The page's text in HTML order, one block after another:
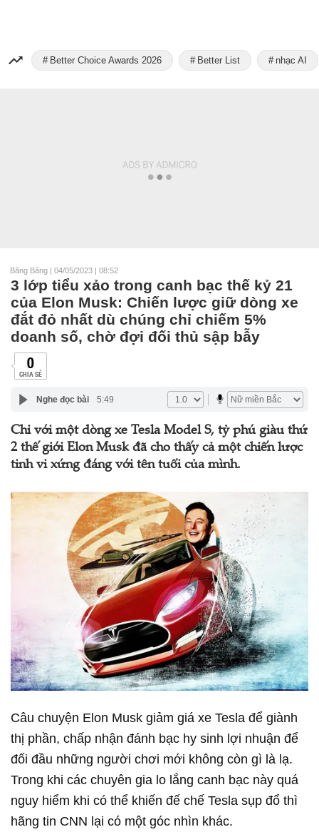
Better Choice Awards 2026 Better List nhạc AI
Băng Băng | 04/05/2023 | 08:52
3 lớp tiểu xảo trong canh bạc thế kỷ 21
của Elon Musk: Chiến lược giữ dòng xe
đắt đỏ nhất dù chúng chỉ chiếm 5%
doanh số, chờ đợi đối thủ sập bẫy
0
CHIA SẺ
Nghe đọc bài 5:49
Chỉ với một dòng xe Tesla Model S, tỷ phú giàu thứ
2 thế giới Elon Musk đã cho thấy cả một chiến lược
tinh vi xứng đáng với tên tuổi của mình.
Câu chuyện Elon Musk giảm giá xe Tesla để giành
thị phần, chấp nhận đánh bạc hy sinh lợi nhuận để
đối đầu những người chơi mới không còn gì là lạ.
Trong khi các chuyên gia lo lắng canh bạc này quá
nguy hiểm khi có thể khiến đế chế Tesla sụp đổ thì
hãng tin CNN lại có một góc nhìn khác.